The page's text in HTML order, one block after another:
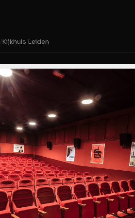
/Kijkhuis Leiden